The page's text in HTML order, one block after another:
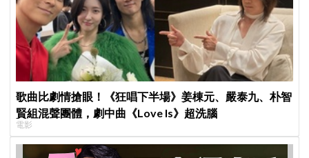
歌曲比劇情搶眼！《狂唱下半場》姜棟元、嚴泰九、朴智
賢組混聲團體，劇中曲《Love Is》超洗腦
電影